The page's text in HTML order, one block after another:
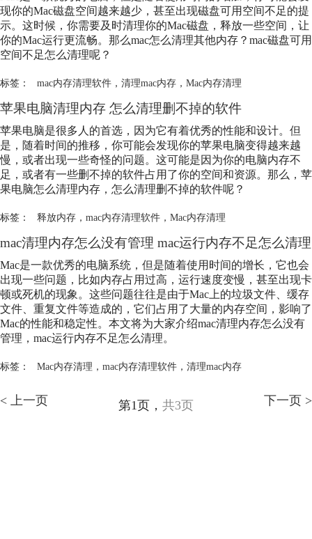
现你的Mac磁盘空间越来越少，甚至出现磁盘可用空间不足的提
示。这时候，你需要及时清理你的Mac磁盘，释放一些空间，让
你的Mac运行更流畅。那么mac怎么清理其他内存？mac磁盘可用
空间不足怎么清理呢？
标签： mac内存清理软件， 清理mac内存， Mac内存清理
苹果电脑清理内存 怎么清理删不掉的软件
苹果电脑是很多人的首选，因为它有着优秀的性能和设计。但
是，随着时间的推移，你可能会发现你的苹果电脑变得越来越
慢，或者出现一些奇怪的问题。这可能是因为你的电脑内存不
足，或者有一些删不掉的软件占用了你的空间和资源。那么，苹
果电脑怎么清理内存，怎么清理删不掉的软件呢？
标签： 释放内存， mac内存清理软件， Mac内存清理
mac清理内存怎么没有管理 mac运行内存不足怎么清理
Mac是一款优秀的电脑系统，但是随着使用时间的增长，它也会
出现一些问题，比如内存占用过高，运行速度变慢，甚至出现卡
顿或死机的现象。这些问题往往是由于Mac上的垃圾文件、缓存
文件、重复文件等造成的，它们占用了大量的内存空间，影响了
Mac的性能和稳定性。本文将为大家介绍mac清理内存怎么没有
管理，mac运行内存不足怎么清理。
标签： Mac内存清理 ， mac内存清理软件， 清理mac内存
< 上一页 第1页， 共3页 下一页 >